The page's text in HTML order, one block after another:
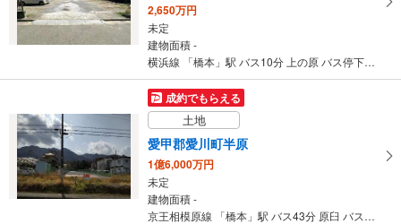
2,650万円
未定
建物面積 -
横浜線 「橋本」駅 バス10分 上の原 バス停下車 徒歩5分
成約でもらえる
土地
愛甲郡愛川町半原
1億6,000万円
未定
建物面積 -
京王相模原線 「橋本」駅 バス43分 原臼 バス停下車 徒歩4分